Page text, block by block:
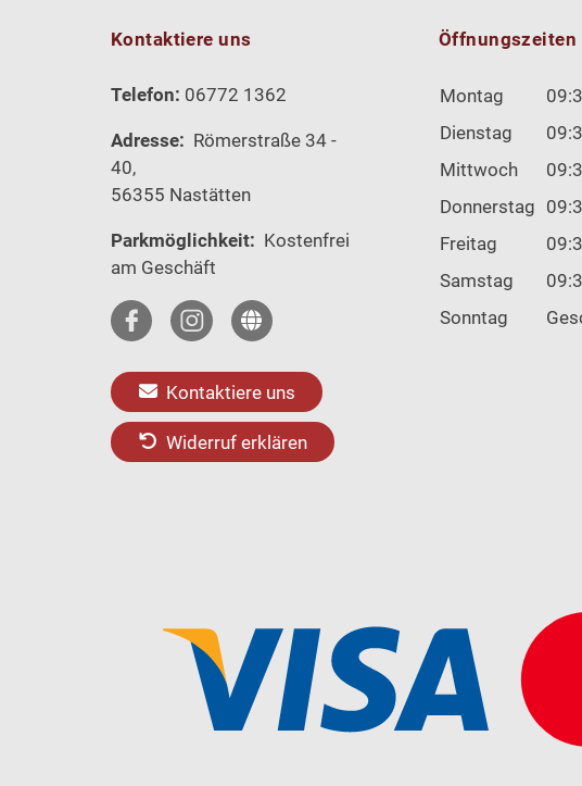
Kontaktiere uns
Telefon: 06772 1362
Adresse: Römerstraße 34 -
40,
56355 Nastätten
Parkmöglichkeit: Kostenfrei
am Geschäft
Kontaktiere uns
Widerruf erklären
Öffnungszeiten
Montag
Dienstag
Mittwoch
Donnerstag
Freitag
Samstag
Sonntag